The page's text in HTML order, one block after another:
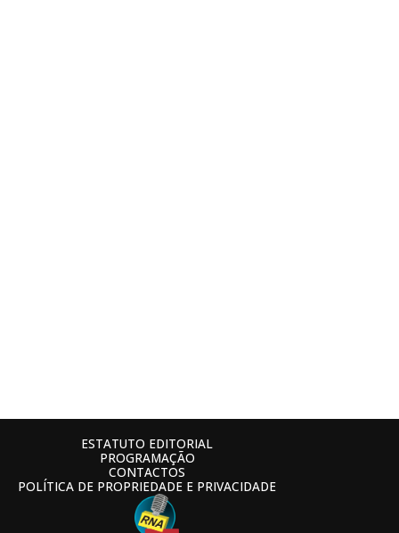
ESTATUTO EDITORIAL
PROGRAMAÇÃO
CONTACTOS
POLÍTICA DE PROPRIEDADE E PRIVACIDADE